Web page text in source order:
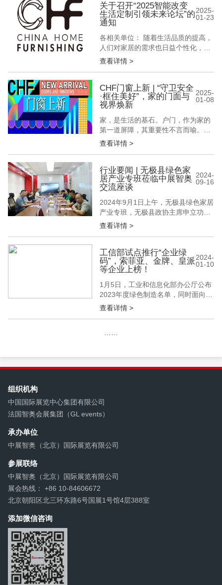
销商 崔艳杰 在琳琅满目的家居品牌
中，崔艳杰凭借其独到的眼光和专业
的背景，成为了顶固品牌在衡水的优
秀代表。她的店面坐落在繁华的...
关于召开“2025智能改变
生活定制引领未来论坛”的
通知
2025-
01-23
各相关单位： 随着生活品质的提高，
人们对家居的需求也日益个性化，定
制家居应运而生，成为现代家居装修
打造合适的家具，实现日常的便利性
和空间的最大化利用。在材质、颜
色、风格等方面，智能化、定制化家
居都能满足消费者的个性化需求，使
家居空间更...
查看详情 >
CHF门窗上新 | “守卫安全
·框住美好”，家的门面与
视界焕新
2025-
01-08
家，是生活的基石。户门，作为家的
第一道屏障，其重要性不言而喻。一
扇坚固精美的户门，是家的忠诚“卫
住了四季变换的美景，更能有效阻隔
外界噪音，营造一方静谧空间。从户
门到门窗，每一次的更新换代，是安
全与美好的共融，也是对生活品质的
执...
查看详情 >
行业要闻 | 无极县绿色家
居产业专班莅临中展智奥
交流座谈
2024-
09-16
2024年9月1日上午，无极县绿色家居
产业专班，无极县政协主席申立功、
无极县统战部部长张桂英、无极县商
成学、无极县门业商会会长姚亚辉一
行赴中展智奥（北京）国际展览有限
公司进行拜访交流。中展智奥（北
京）国际展览有限公司总经理董驰
明、副总...
查看详情 >
工信部试点推行“企业绿
码”，索菲亚、金牌、皇派
等企业上榜！
2024-
01-10
1月5日，工业和信息化部办公厅公布
2023年度绿色制造名单，同时面向绿
色工厂试点推行“企业绿码”，对绿色
中的位置以及所属行业中的位置。国
查看详情 >
组织机构
中国国际展览中心集团有限公司
法国智奥会展集团（GL events）
承办单位
中展智奥（北京）国际展览有限公司
参展联络
中展智奥（北京）国际展览有限公司
展会热线： +86 10-84606672
北京朝阳区北三环东路6号国展1号馆4层388室
添加微信咨询